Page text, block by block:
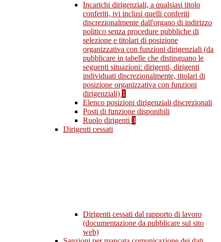
Incarichi dirigenziali, a qualsiasi titolo
conferiti, ivi inclusi quelli conferiti
discrezionalmente dall'organo di indirizzo
politico senza procedure pubbliche di
selezione e titolari di posizione
organizzativa con funzioni dirigenziali (da
pubblicare in tabelle che distinguano le
seguenti situazioni: dirigenti, dirigenti
individuati discrezionalmente, titolari di
posizione organizzativa con funzioni
dirigenziali) 1
Elenco posizioni dirigenziali discrezionali
Posti di funzione disponibili
Ruolo dirigenti 3
Dirigenti cessati
Dirigenti cessati dal rapporto di lavoro
(documentazione da pubblicare sul sito
web)